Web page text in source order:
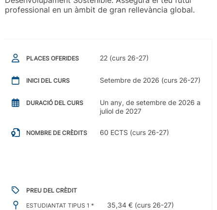
professional en un àmbit de gran rellevància global.
PLACES OFERIDES 22 (curs 26-27)
INICI DEL CURS Setembre de 2026 (curs 26-27)
DURACIÓ DEL CURS
Un any, de setembre de 2026 a
juliol de 2027
NOMBRE DE CRÈDITS 60 ECTS (curs 26-27)
PREU DEL CRÈDIT
ESTUDIANTAT TIPUS 1 * 35,34 € (curs 26-27)